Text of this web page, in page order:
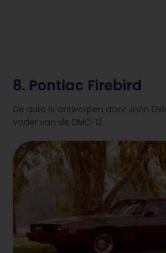
8. Pontiac Firebird
De auto is ontworpen door John
vader van de DMC-12.